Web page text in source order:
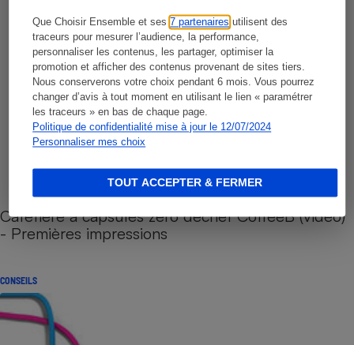
Que Choisir Ensemble et ses7 partenaires utilisent des
traceurs pour mesurer l’audience, la performance,
personnaliser les contenus, les partager, optimiser la
promotion et afficher des contenus provenant de sites tiers.
Nous conserverons votre choix pendant 6 mois. Vous pourrez
changer d’avis à tout moment en utilisant le lien « paramétrer
les traceurs » en bas de chaque page.
Politique de confidentialité mise à jour le 12/07/2024
Personnaliser mes choix
TOUT ACCEPTER & FERMER
Cafetière à capsules zéro déchet CoffeeB (vidéo)
- Premières impressions
CONSEILS